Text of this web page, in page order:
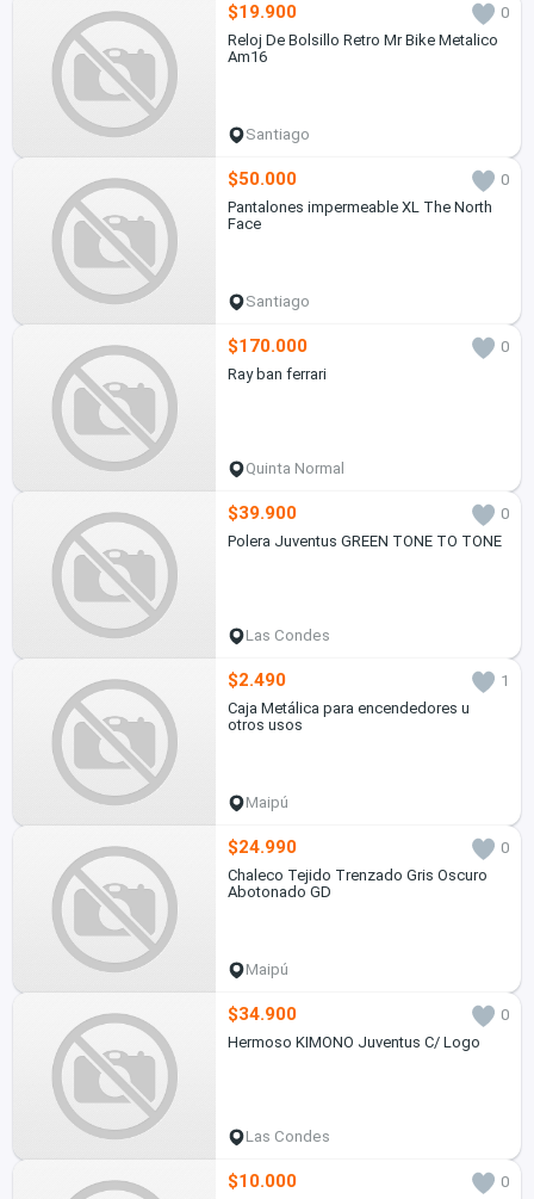
$19.900
0
Reloj De Bolsillo Retro Mr Bike Metalico
Am16
Santiago
$50.000
0
Pantalones impermeable XL The North
Face
Santiago
$170.000
0
Ray ban ferrari
Quinta Normal
$39.900
0
Polera Juventus GREEN TONE TO TONE
Las Condes
$2.490
1
Caja Metálica para encendedores u
otros usos
Maipú
$24.990
0
Chaleco Tejido Trenzado Gris Oscuro
Abotonado GD
Maipú
$34.900
0
Hermoso KIMONO Juventus C/ Logo
Las Condes
$10.000
0